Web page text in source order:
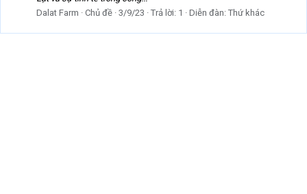
Dalat Farm
Chủ đề 3/9/23 Trả lời: 1 Diễn đàn: Thứ khác